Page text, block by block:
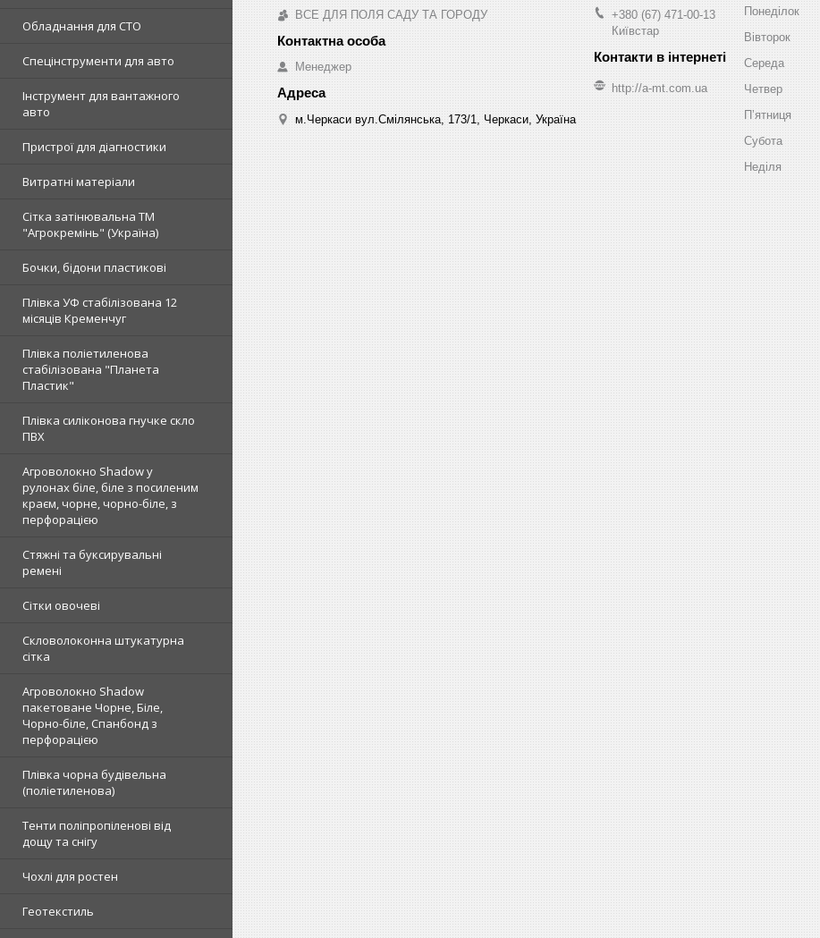
Обладнання для СТО
Спецінструменти для авто
Інструмент для вантажного
авто
Пристрої для діагностики
Витратні матеріали
Сітка затінювальна ТМ
"Агрокремінь" (Україна)
Бочки, бідони пластикові
Плівка УФ стабілізована 12
місяців Кременчуг
Плівка поліетиленова
стабілізована "Планета
Пластик"
Плівка силіконова гнучке скло
ПВХ
Агроволокно Shadow у
рулонах біле, біле з посиленим
краєм, чорне, чорно-біле, з
перфорацією
Стяжні та буксирувальні
ремені
Сітки овочеві
Скловолоконна штукатурна
сітка
Агроволокно Shadow
пакетоване Чорне, Біле,
Чорно-біле, Спанбонд з
перфорацією
Плівка чорна будівельна
(поліетиленова)
Тенти поліпропіленові від
дощу та снігу
Чохлі для ростен
Геотекстиль
ВСЕ ДЛЯ ПОЛЯ САДУ ТА ГОРОДУ
Менеджер
м.Черкаси вул.Смілянська, 173/1, Черкаси, Україна
+380 (67) 471-00-13
Київстар
http://a-mt.com.ua
Понеділок
Вівторок
Середа
Четвер
Пʼятниця
Субота
Неділя